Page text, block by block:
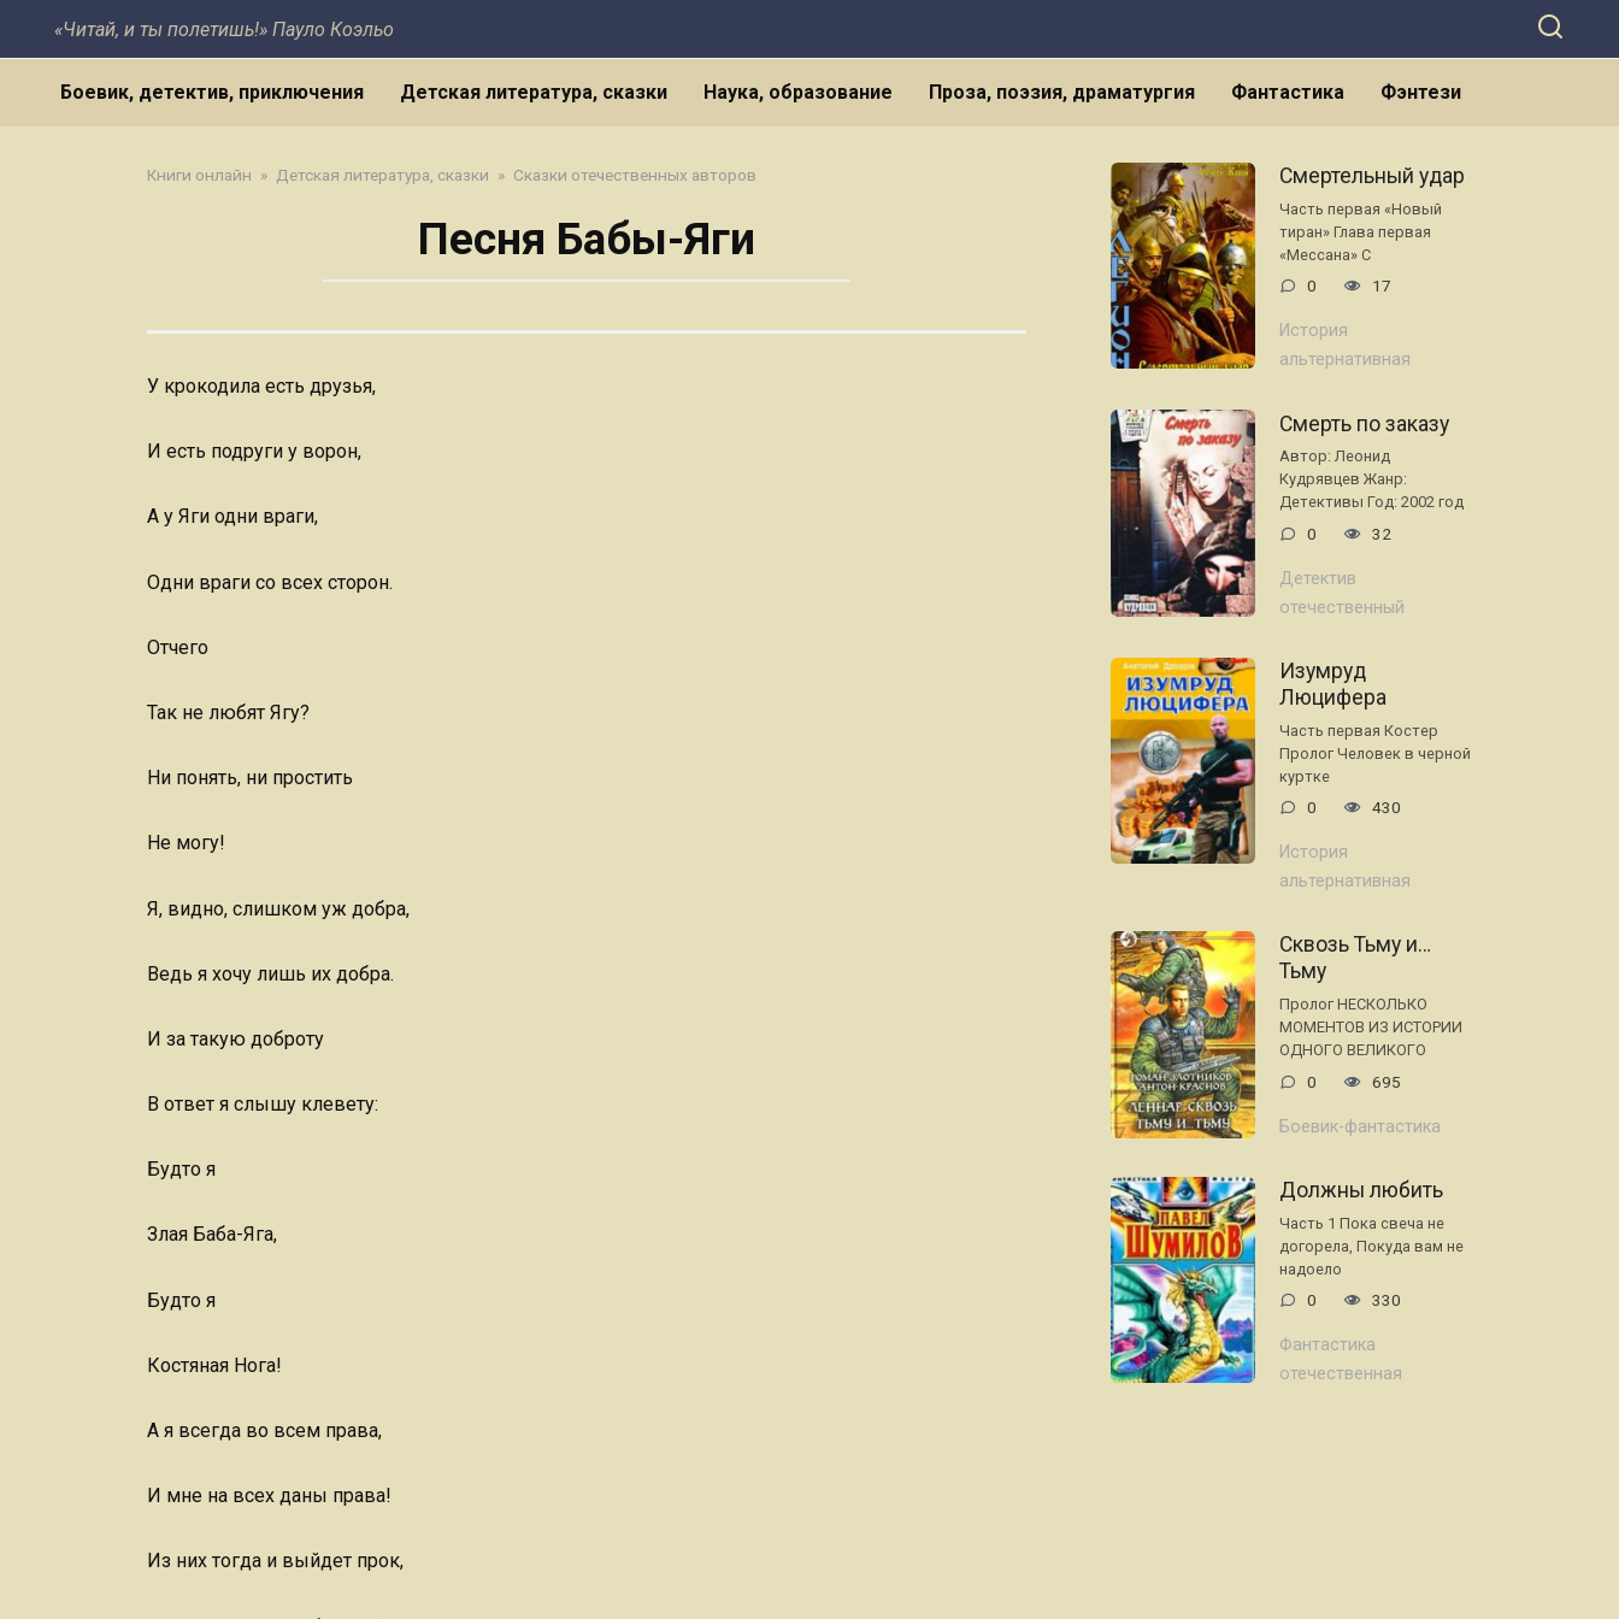
«Читай, и ты полетишь!» Пауло Коэльо
Боевик, детектив, приключения Детская литература, сказки Наука, образование Проза, поэзия, драматургия Фантастика Фэнтези
Книги онлайн » Детская литература, сказки » Сказки отечественных авторов
Песня Бабы-Яги
У крокодила есть друзья,
И есть подруги у ворон,
А у Яги одни враги,
Одни враги со всех сторон.
Отчего
Так не любят Ягу?
Ни понять, ни простить
Не могу!
Я, видно, слишком уж добра,
Ведь я хочу лишь их добра.
И за такую доброту
В ответ я слышу клевету:
Будто я
Злая Баба-Яга,
Будто я
Костяная Нога!
А я всегда во всем права,
И мне на всех даны права!
Из них тогда и выйдет прок,
Смертельный удар
Часть первая «Новый
тиран» Глава первая
«Мессана» С
0 17
История
альтернативная
Смерть по заказу
Автор: Леонид
Кудрявцев Жанр:
Детективы Год: 2002 год
0 32
Детектив
отечественный
Изумруд
Люцифера
Часть первая Костер
Пролог Человек в черной
куртке
0 430
История
альтернативная
Сквозь Тьму и…
Тьму
Пролог НЕСКОЛЬКО
МОМЕНТОВ ИЗ ИСТОРИИ
ОДНОГО ВЕЛИКОГО
0 695
Боевик-фантастика
Должны любить
Часть 1 Пока свеча не
догоpела, Покуда вам не
надоело
0 330
Фантастика
отечественная